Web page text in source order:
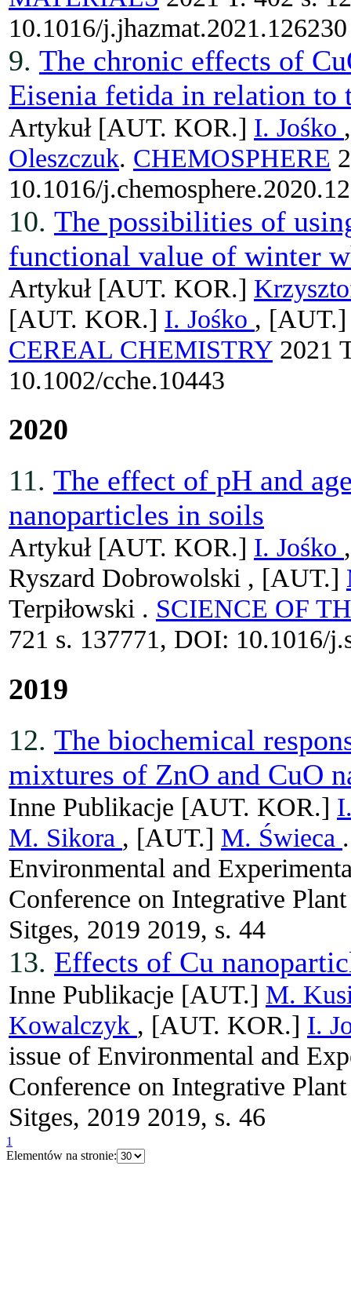
10.1016/j.jhazmat.2021.126230
9. The chronic effects of
Eisenia fetida in relation
Artykuł[AUT. KOR.] I. Jośko
Oleszczuk. CHEMOSPHERE
10.1016/
10. The possibilities of
functional value of winter
Artykuł[AUT. KOR.]
[AUT. KOR.] I. Jośko ,
CEREAL CHEMISTRY 2021
10.1002/cche.10443
2020
11. The effect of pH and
nanoparticles in soils
Artykuł[AUT. KOR.] I. Jośko
Ryszard Dobrowolski , [AUT.]
Terpiłowski . SCIENCE OF
721 s. 137771, DOI: 10.1016/
2019
12. The biochemical
mixtures of ZnO and CuO
Inne Publikacje [AUT. KOR.]
M. Sikora , [AUT.] M. Świeca
Environmental and
Conference on Integrative
Sitges, 2019 2019, s. 44
13. Effects of Cu
Inne Publikacje [AUT.] M.
Kowalczyk , [AUT. KOR.] I.
issue of Environmental and
Conference on Integrative
Sitges, 2019 2019, s. 46
1
Elementów na stronie: